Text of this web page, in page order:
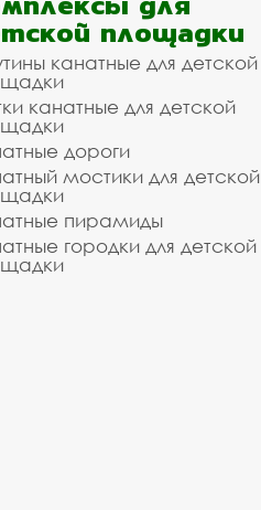
площадки
канатные для детской
канатные для детской
дороги
мостики для детской
пирамиды
городки для детской